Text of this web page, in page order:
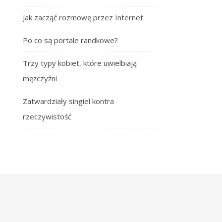
Jak zacząć rozmowę przez Internet
Po co są portale randkowe?
Trzy typy kobiet, które uwielbiają
mężczyźni
Zatwardziały singiel kontra
rzeczywistość